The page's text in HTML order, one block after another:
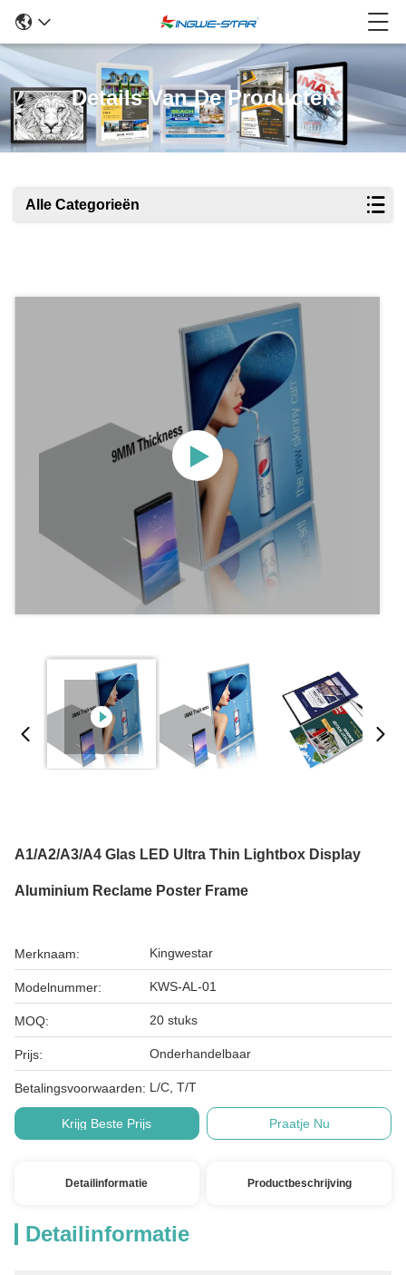
Details Van De Producten
Alle Categorieën
A1/A2/A3/A4 Glas LED Ultra Thin Lightbox Display
Aluminium Reclame Poster Frame
Merknaam: Kingwestar
Modelnummer: KWS-AL-01
MOQ: 20 stuks
Prijs: Onderhandelbaar
Betalingsvoorwaarden: L/C, T/T
Krijg Beste Prijs Praatje Nu
Detailinformatie Productbeschrijving
Detailinformatie